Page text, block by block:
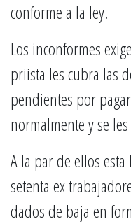
conforme a la ley.
Los inconformes
priista les cubra las
pendientes por
normalmente y se
A la par de ellos
setenta ex
dados de baja en